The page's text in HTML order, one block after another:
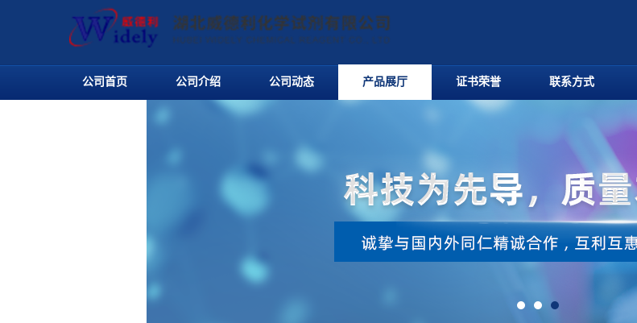
公司首页 公司介绍 公司动态 产品展厅 证书荣誉 联系方式